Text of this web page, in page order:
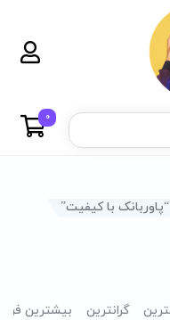
0
با کیفیت”
گرانترین بیشترین